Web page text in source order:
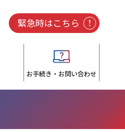
緊急時はこちら
お手続き・お問い合わせ